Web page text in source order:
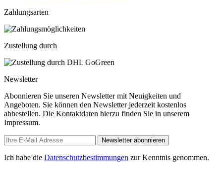
Zahlungsarten
Zustellung durch
Newsletter
Abonnieren Sie unseren Newsletter mit Neuigkeiten und
Angeboten. Sie können den Newsletter jederzeit kostenlos
abbestellen. Die Kontaktdaten hierzu finden Sie in unserem
Impressum.
Newsletter abonnieren
Ich habe die Datenschutzbestimmungen zur Kenntnis genommen.